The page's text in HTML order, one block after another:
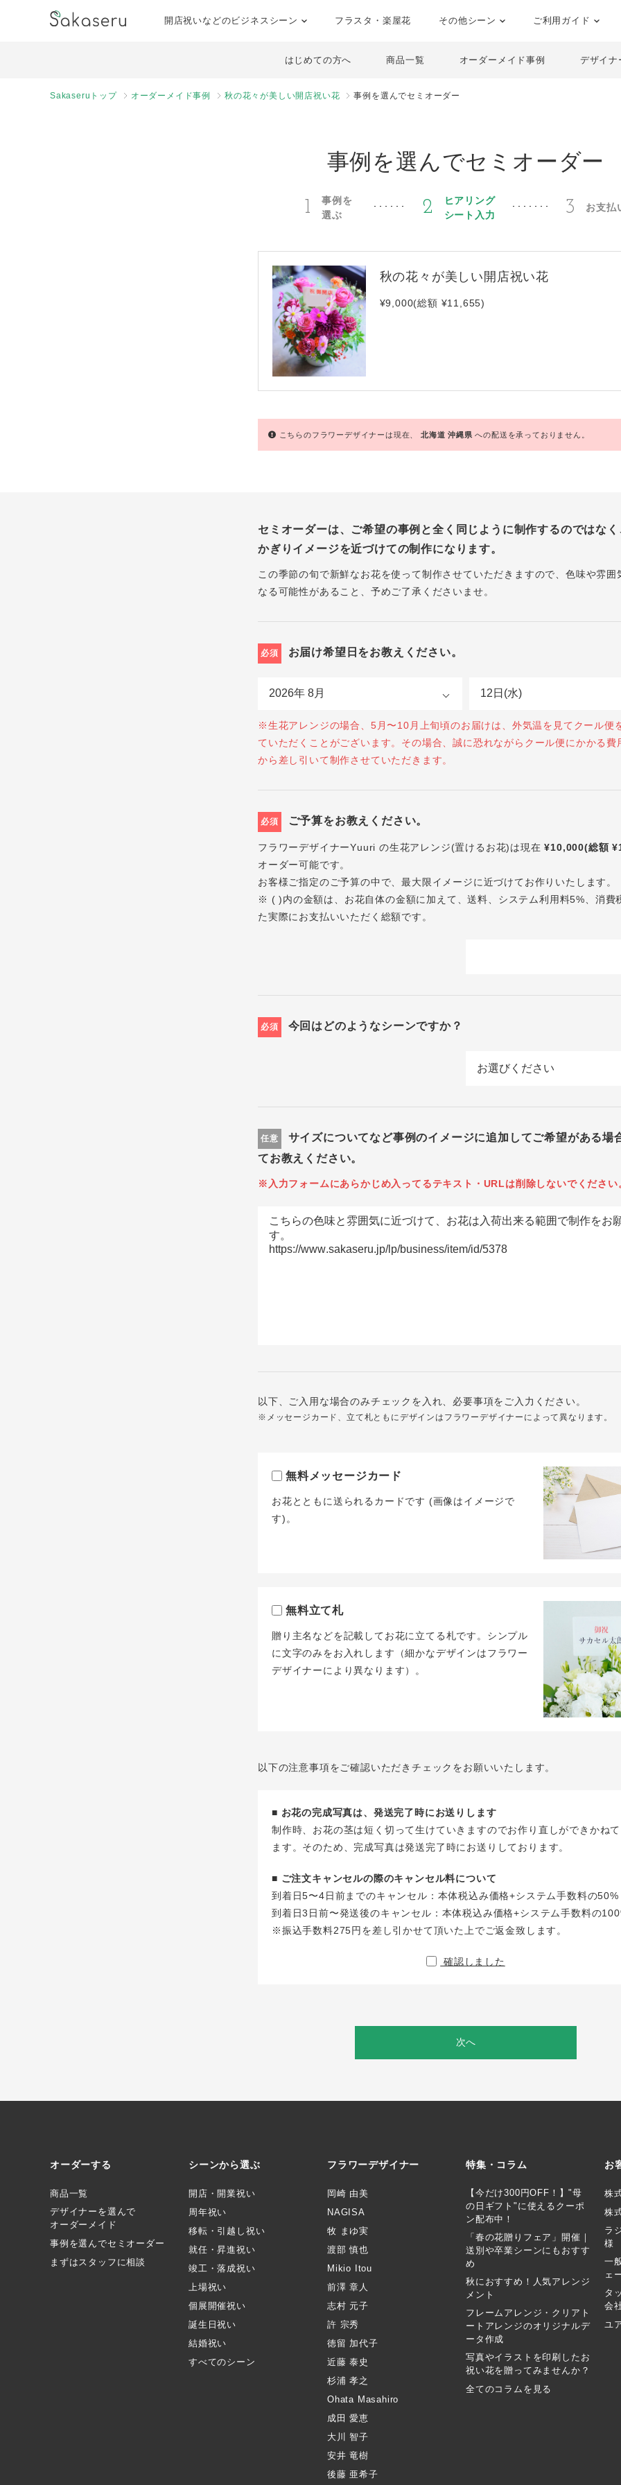
開店祝いなどのビジネスシーン フラスタ・楽屋花 その他シーン ご利用ガイド
はじめての方へ 商品一覧 オーダーメイド事例 デザイナ
Sakaseruトップ オーダーメイド事例 秋の花々が美しい開店祝い花 事例を選んでセミオーダー
事例を選んでセミオーダー
1
事例を
選ぶ
2
ヒアリング
シート入力
3 お支払
秋の花々が美しい開店祝い花
¥9,000(総額 ¥11,655)
こちらのフラワーデザイナーは現在、北海道沖縄県への配送を承っておりません。
セミオーダーは、ご希望の事例と全く同じように制作するのではな
かぎりイメージを近づけての制作になります。
この季節の旬で新鮮なお花を使って制作させていただきますので、色味や雰囲
なる可能性があること、予めご了承くださいませ。
必須 お届け希望日をお教えください。
※生花アレンジの場合、5月〜10月上旬頃のお届けは、外気温を見てクール便
ていただくことがございます。その場合、誠に恐れながらクール便にかかる費
から差し引いて制作させていただきます。
必須 ご予算をお教えください。
フラワーデザイナーYuuri の生花アレンジ(置けるお花)は現在¥10,000(総額
オーダー可能です。
お客様ご指定のご予算の中で、最大限イメージに近づけてお作りいたします。
※ ( )内の金額は、お花自体の金額に加えて、送料、システム利用料5%、消費
た実際にお支払いいただく総額です。
必須 今回はどのようなシーンですか？
任意
サイズについてなど事例のイメージに追加してご希望がある場
てお教えください。
※入力フォームにあらかじめ入ってるテキスト・URLは削除しないでください
以下、ご入用な場合のみチェックを入れ、必要事項をご入力ください。
※メッセージカード、立て札ともにデザインはフラワーデザイナーによって異なります。
無料メッセージカード
お花とともに送られるカードです (画像はイメージで
す)。
無料立て札
贈り主名などを記載してお花に立てる札です。シンプル
に文字のみをお入れします（細かなデザインはフラワー
デザイナーにより異なります）。
以下の注意事項をご確認いただきチェックをお願いいたします。
■ お花の完成写真は、発送完了時にお送りします
制作時、お花の茎は短く切って生けていきますのでお作り直しができかね
ます。そのため、完成写真は発送完了時にお送りしております。
■ ご注文キャンセルの際のキャンセル料について
到着日5〜4日前までのキャンセル：本体税込み価格+システム手数料の50%
到着日3日前〜発送後のキャンセル：本体税込み価格+システム手数料の
※振込手数料275円を差し引かせて頂いた上でご返金致します。
確認しました
次へ
オーダーする
商品一覧
デザイナーを選んで
オーダーメイド
事例を選んでセミオーダー
まずはスタッフに相談
シーンから選ぶ
開店・開業祝い
周年祝い
移転・引越し祝い
就任・昇進祝い
竣工・落成祝い
上場祝い
個展開催祝い
誕生日祝い
結婚祝い
すべてのシーン
フラワーデザイナー
岡崎 由美
NAGISA
牧 まゆ実
渡部 慎也
Mikio Itou
前澤 章人
志村 元子
許 宗秀
徳留 加代子
近藤 泰史
杉浦 孝之
Ohata Masahiro
成田 愛恵
大川 智子
安井 竜樹
後藤 亜希子
特集・コラム
【今だけ300円OFF！】"母
の日ギフト"に使えるクーポ
ン配布中！
「春の花贈りフェア」開催｜
送別や卒業シーンにもおすす
め
秋におすすめ！人気アレンジ
メント
フレームアレンジ・クリアト
ートアレンジのオリジナルデ
ータ作成
写真やイラストを印刷したお
祝い花を贈ってみませんか？
全てのコラムを見る
お
株
株
ラ
様
一
ェ
タ
会
ユ